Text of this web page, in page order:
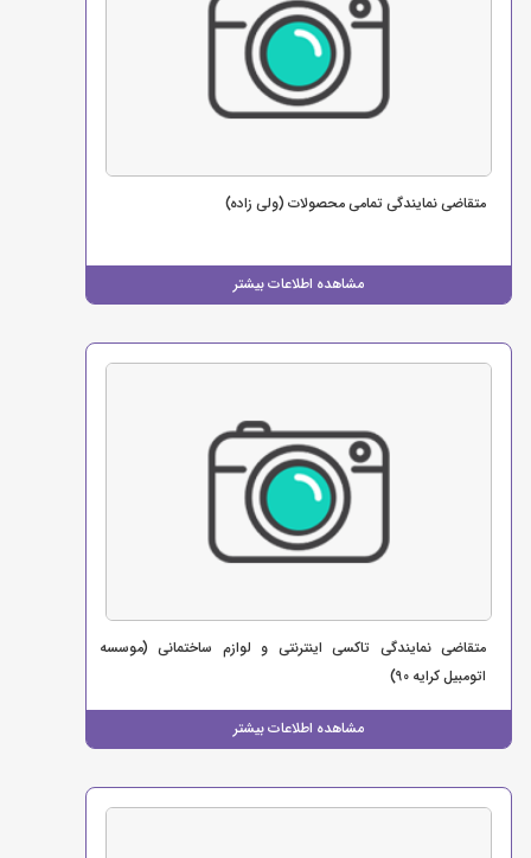
مشاهده اطلاعات بیشتر
متقاضی نمایندگی تمامی محصولات (ولی زاده)
مشاهده اطلاعات بیشتر
متقاضی نمایندگی تاکسی اینترنتی و لوازم ساختمانی (موسسه
اتومبیل کرایه 90)